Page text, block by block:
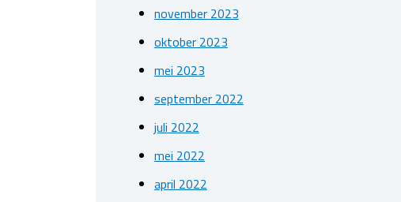
november 2023
oktober 2023
mei 2023
september 2022
juli 2022
mei 2022
april 2022